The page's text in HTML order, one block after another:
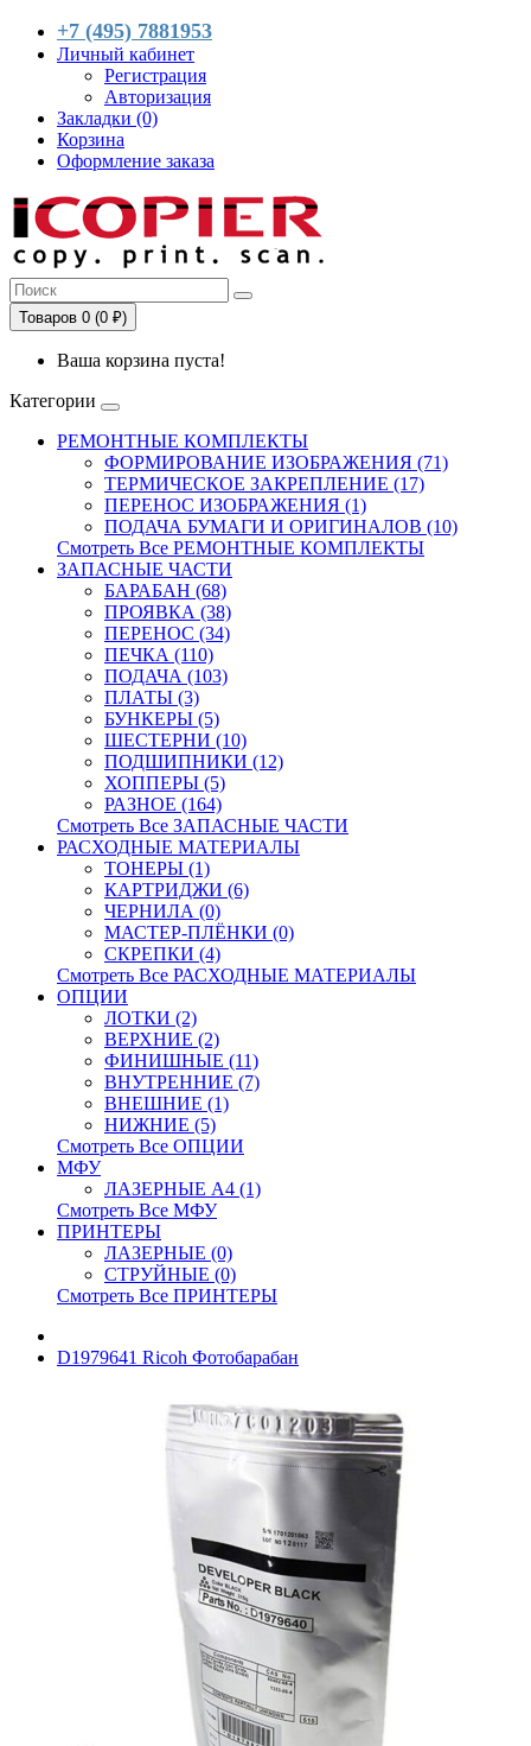
+7 (495) 7881953
Личный кабинет
Регистрация
Авторизация
Закладки (0)
Корзина
Оформление заказа
Товаров 0 (0 ₽)
Ваша корзина пуста!
Категории
РЕМОНТНЫЕ КОМПЛЕКТЫ
ФОРМИРОВАНИЕ ИЗОБРАЖЕНИЯ (71)
ТЕРМИЧЕСКОЕ ЗАКРЕПЛЕНИЕ (17)
ПЕРЕНОС ИЗОБРАЖЕНИЯ (1)
ПОДАЧА БУМАГИ И ОРИГИНАЛОВ (10)
Смотреть Все РЕМОНТНЫЕ КОМПЛЕКТЫ
ЗАПАСНЫЕ ЧАСТИ
БАРАБАН (68)
ПРОЯВКА (38)
ПЕРЕНОС (34)
ПЕЧКА (110)
ПОДАЧА (103)
ПЛАТЫ (3)
БУНКЕРЫ (5)
ШЕСТЕРНИ (10)
ПОДШИПНИКИ (12)
ХОППЕРЫ (5)
РАЗНОЕ (164)
Смотреть Все ЗАПАСНЫЕ ЧАСТИ
РАСХОДНЫЕ МАТЕРИАЛЫ
ТОНЕРЫ (1)
КАРТРИДЖИ (6)
ЧЕРНИЛА (0)
МАСТЕР-ПЛЁНКИ (0)
СКРЕПКИ (4)
Смотреть Все РАСХОДНЫЕ МАТЕРИАЛЫ
ОПЦИИ
ЛОТКИ (2)
ВЕРХНИЕ (2)
ФИНИШНЫЕ (11)
ВНУТРЕННИЕ (7)
ВНЕШНИЕ (1)
НИЖНИЕ (5)
Смотреть Все ОПЦИИ
МФУ
ЛАЗЕРНЫЕ A4 (1)
Смотреть Все МФУ
ПРИНТЕРЫ
ЛАЗЕРНЫЕ (0)
СТРУЙНЫЕ (0)
Смотреть Все ПРИНТЕРЫ
D1979641 Ricoh Фотобарабан